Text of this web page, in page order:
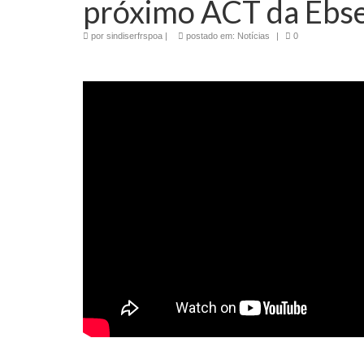
próximo ACT da
por sindiserfrspoa | postado em: Notícias | 0